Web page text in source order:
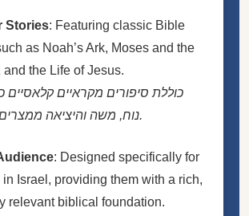
Stories: Featuring classic Bible
as Noah’s Ark, Moses and the
and the Life of Jesus.
כוללת סיפורים מקראיים קלאסיים
נוח, משה והיציאה ממצרים, וחיי ישו.
: Designed specifically for
Israel, providing them with a rich,
relevant biblical foundation.